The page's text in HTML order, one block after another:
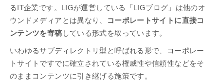
るIT企業です。LIGが運営している「LIGブログ」は他のオ
ウンドメディアとは異なり、
コーポレートサイトに直接コ
ンテンツを寄稿 している形式を取っています。
いわゆるサブディレクトリ型と呼ばれる形で、コーポレー
トサイトですでに確立されている権威性や信頼性などをそ
のままコンテンツに引き継げる施策です。